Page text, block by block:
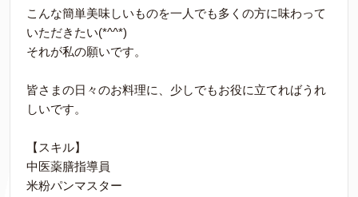
こんな簡単美味しいものを一人でも多くの方に味わって
いただきたい(*^^*)
それが私の願いです。
皆さまの日々のお料理に、少しでもお役に立てればうれ
しいです。
【スキル】
中医薬膳指導員
米粉パンマスター